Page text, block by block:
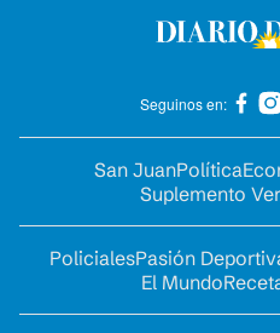
Seguinos en:
San JuanPolítica
Suplemento
PolicialesPasión
El Mundo